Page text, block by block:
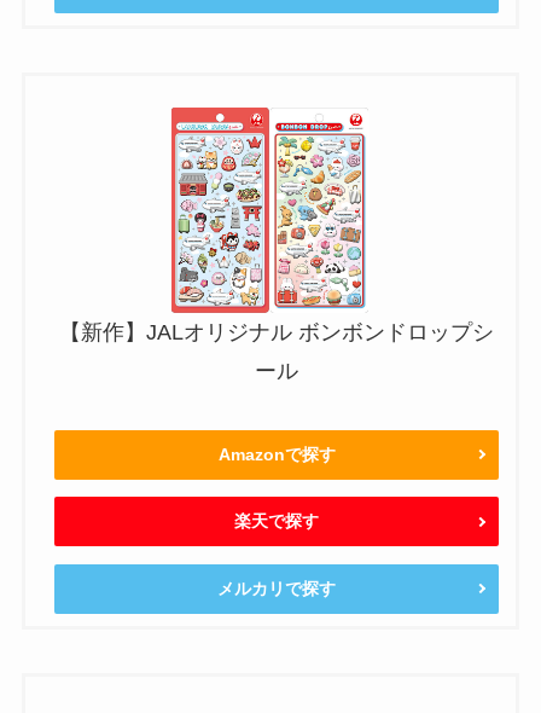
【新作】JALオリジナル ボンボンドロップシ
ール
Amazonで探す
楽天で探す
メルカリで探す